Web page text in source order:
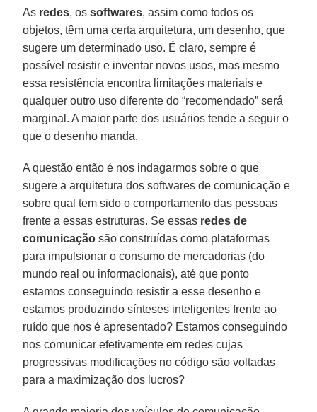
As redes, ossoftwares, assim como todos os
objetos, têm uma certa arquitetura, um desenho, que
sugere um determinado uso. É claro, sempre é
possível resistir e inventar novos usos, mas mesmo
essa resistência encontra limitações materiais e
qualquer outro uso diferente do “recomendado” será
marginal. A maior parte dos usuários tende a seguir o
que o desenho manda.
A questão então é nos indagarmos sobre o que
sugere a arquitetura dos softwares de comunicação e
sobre qual tem sido o comportamento das pessoas
frente a essas estruturas. Se essas redes de
comunicação são construídas como plataformas
para impulsionar o consumo de mercadorias (do
mundo real ou informacionais), até que ponto
estamos conseguindo resistir a esse desenho e
estamos produzindo sínteses inteligentes frente ao
ruído que nos é apresentado? Estamos conseguindo
nos comunicar efetivamente em redes cujas
progressivas modificações no código são voltadas
para a maximização dos lucros?